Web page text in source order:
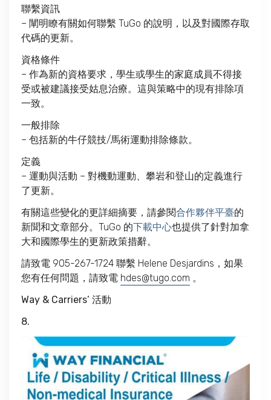
聯繫資訊
– 闡明瞭有關如何聯繫 TuGo 的說明，以及對國際存取
代碼的更新。
資格條件
– 作為新的資格要求，學生或學生的家庭成員不得接
受或被建議接受姑息治療。這與策略中的現有排除項
一致。
一般排除
– 包括新的牛仔競技/馬術運動排除條款。
定義
– 運動與活動 – 對機動運動、攀岩和登山的定義進行
了更新。
有關這些變化的更詳細摘要，請參閱合作夥伴平臺的
新聞和文章部分。TuGo 的下載中心也提供了針對加拿
大和國際學生的更新政策措辭。
請致電 905-267-1724 聯繫 Helene Desjardins，如果
您有任何問題，請致電 hdes@tugo.com 。
Way & Carriers’ 活動
8.